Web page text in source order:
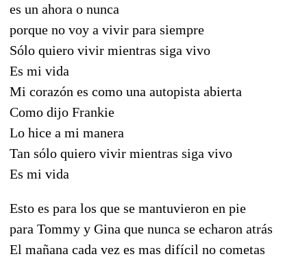
es un ahora o nunca
porque no voy a vivir para siempre
Sólo quiero vivir mientras siga vivo
Es mi vida
Mi corazón es como una autopista abierta
Como dijo Frankie
Lo hice a mi manera
Tan sólo quiero vivir mientras siga vivo
Es mi vida
Esto es para los que se mantuvieron en pie
para Tommy y Gina que nunca se echaron atrás
El mañana cada vez es mas difícil no cometas